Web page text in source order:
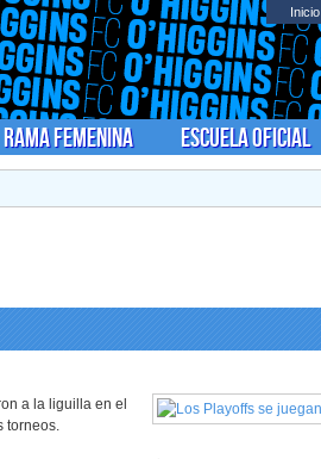
Inicio
Rama Femenina Escuela Oficial
a la liguilla en el
torneos.